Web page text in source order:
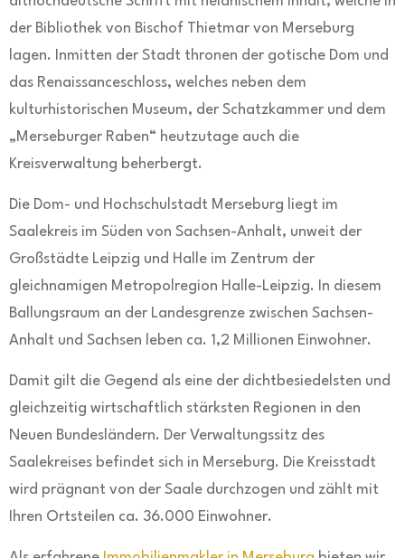
der Bibliothek von Bischof Thietmar von Merseburg
lagen. Inmitten der Stadt thronen der gotische Dom und
das Renaissanceschloss, welches neben dem
kulturhistorischen Museum, der Schatzkammer und dem
„Merseburger Raben“ heutzutage auch die
Kreisverwaltung beherbergt.
Die Dom- und Hochschulstadt Merseburg liegt im
Saalekreis im Süden von Sachsen-Anhalt, unweit der
Großstädte Leipzig und Halle im Zentrum der
gleichnamigen Metropolregion Halle-Leipzig. In diesem
Ballungsraum an der Landesgrenze zwischen Sachsen-
Anhalt und Sachsen leben ca. 1,2 Millionen Einwohner.
Damit gilt die Gegend als eine der dichtbesiedelsten und
gleichzeitig wirtschaftlich stärksten Regionen in den
Neuen Bundesländern. Der Verwaltungssitz des
Saalekreises befindet sich in Merseburg. Die Kreisstadt
wird prägnant von der Saale durchzogen und zählt mit
Ihren Ortsteilen ca. 36.000 Einwohner.